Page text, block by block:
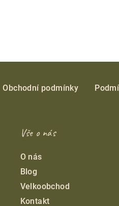
Obchodní podmínky
Vše o nás
O nás
Blog
Velkoobchod
Kontakt